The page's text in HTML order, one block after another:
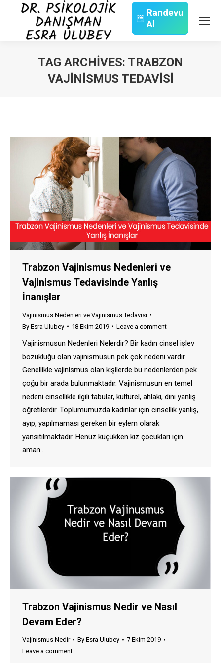
Randevu
Al
TAG ARCHIVES: TRABZON
VAJINISMUS TEDAVISI
Trabzon Vajinismus Nedenleri ve
Vajinismus Tedavisinde Yanlış
İnanışlar
Vajinismus Nedenleri ve Vajinismus Tedavisi
By Esra Ulubey 18 Ekim 2019 Leave a comment
Vajinismusun Nedenleri Nelerdir? Bir kadın cinsel işlev
bozukluğu olan vajinismusun pek çok nedeni vardır.
Genellikle vajinismus olan kişilerde bu nedenlerden pek
çoğu bir arada bulunmaktadır. Vajinismusun en temel
nedeni cinsellikle ilgili tabular, kültürel, ahlaki, dini yanlış
öğretilerdir. Toplumumuzda kadınlar için cinsellik yanlış,
ayıp, yapılmaması gereken bir eylem olarak
yansıtılmaktadır. Henüz küçükken kız çocukları için
aman…
Trabzon Vajinismus Nedir ve Nasıl
Devam Eder?
Vajinismus Nedir By Esra Ulubey
7 Ekim 2019
Leave a comment